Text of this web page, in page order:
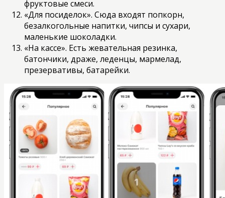
фруктовые смеси.
«Для посиделок». Сюда входят попкорн,
безалкогольные напитки, чипсы и сухари,
маленькие шоколадки.
«На кассе». Есть жевательная резинка,
батончики, драже, леденцы, мармелад,
презервативы, батарейки.